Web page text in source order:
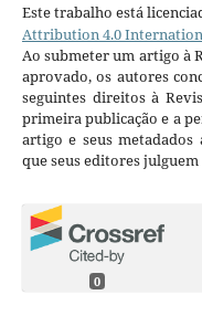
Este trabalho está
Attribution 4.0
Ao submeter um artigo à
aprovado, os autores
seguintes direitos à
primeira publicação e a
artigo e seus metadados
que seus editores
0